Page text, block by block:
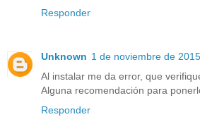
Responder
Unknown 1 de noviembre de
Al instalar me da error, que
Alguna recomendación para
Responder